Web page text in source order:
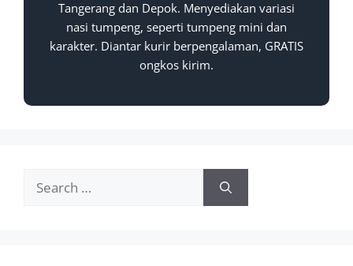
Tangerang dan Depok. Menyediakan variasi
nasi tumpeng, seperti tumpeng mini dan
karakter. Diantar kurir berpengalaman, GRATIS
ongkos kirim.